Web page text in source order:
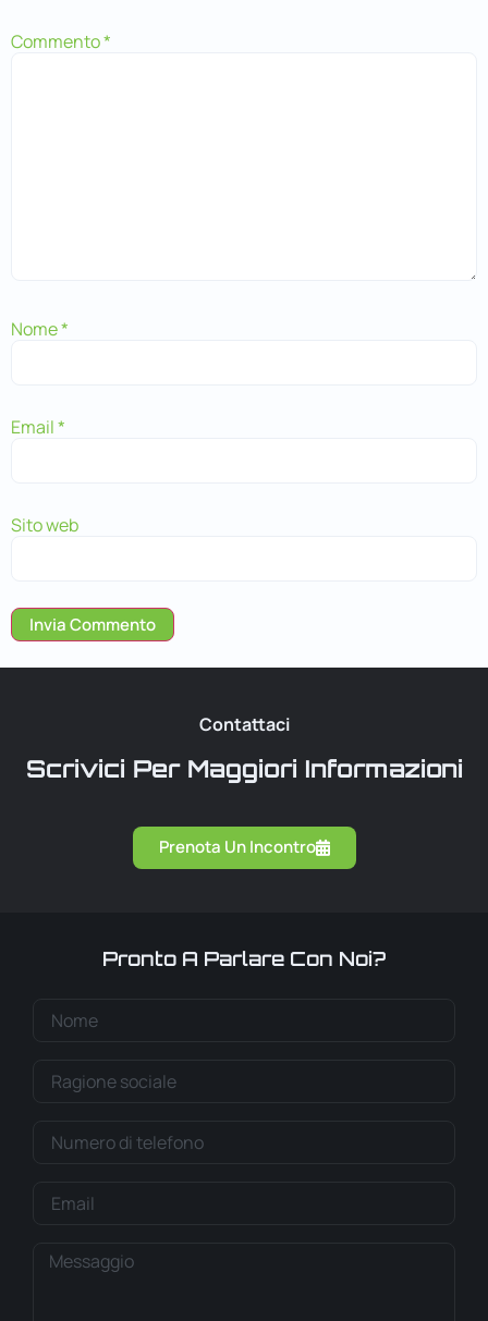
Commento*
Nome*
Email*
Sito web
Contattaci
Scrivici Per Maggiori Informazioni
Prenota Un Incontro
Pronto A Parlare Con Noi?